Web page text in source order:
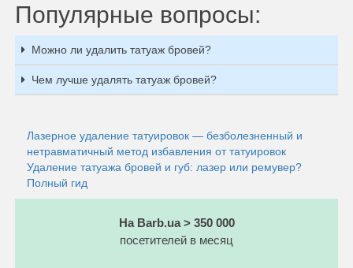
Популярные вопросы:
Можно ли удалить татуаж бровей?
Чем лучше удалять татуаж бровей?
Лазерное удаление татуировок — безболезненный и
нетравматичный метод избавления от татуировок
Удаление татуажа бровей и губ: лазер или ремувер?
Полный гид
На Barb.ua > 350 000
посетителей в месяц